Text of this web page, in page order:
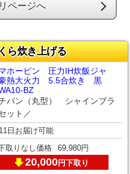
ページへ
ら炊き上げる
ホービン 圧力IH炊飯ジャ
熱大火力 5.5合炊き 黒
BZ
パン（丸型） シャインブラ
ット／
日お届け可能
取りなし価格 69,980円
20,000円下取り